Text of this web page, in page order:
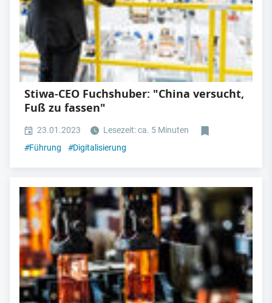
Stiwa-CEO Fuchshuber: "China versucht,
Fuß zu fassen"
23.01.2023
Lesezeit: ca. 5 Minuten
#Führung #Digitalisierung